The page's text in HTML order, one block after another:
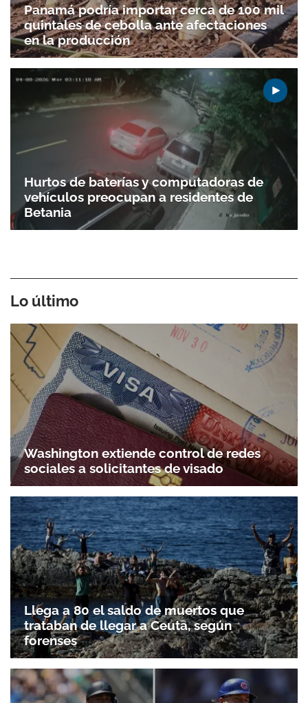
Panamá podría importar cerca de 100 mil
quintales de cebolla ante afectaciones
en la producción
Hurtos de baterías y computadoras de
vehículos preocupan a residentes de
Betania
Lo último
Washington extiende control de redes
sociales a solicitantes de visado
Llega a 80 el saldo de muertos que
trataban de llegar a Ceuta, según
forenses